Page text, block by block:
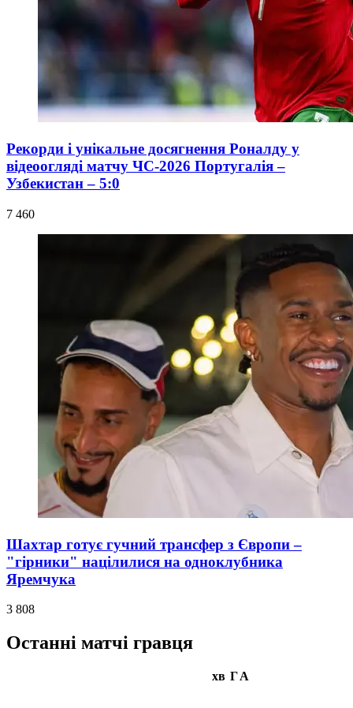
Рекорди і унікальне досягнення Роналду у
відеоогляді матчу ЧС-2026 Португалія –
Узбекистан – 5:0
7 460
Шахтар готує гучний трансфер з Європи –
"гірники" націлилися на одноклубника
Яремчука
3 808
Останні матчі гравця
хв ГА